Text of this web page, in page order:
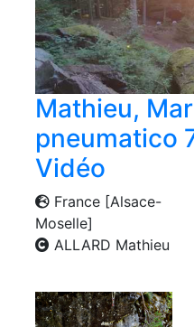
Mathieu,
pneumatico
Vidéo
France [Alsace-
Moselle]
ALLARD Mathieu